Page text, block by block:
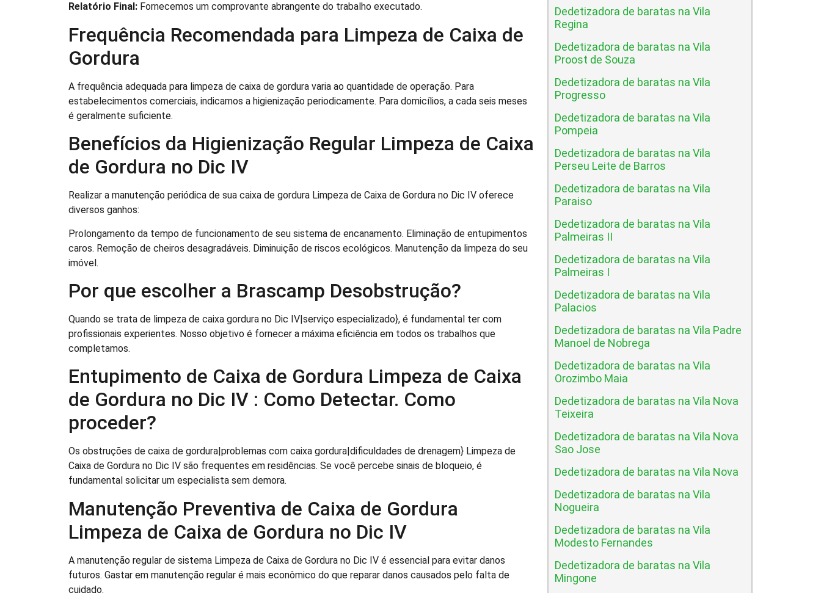
Relatório Final: Fornecemos um comprovante abrangente do trabalho executado.
Frequência Recomendada para Limpeza de Caixa de
Gordura
A frequência adequada para limpeza de caixa de gordura varia ao quantidade de operação. Para
estabelecimentos comerciais, indicamos a higienização periodicamente. Para domicílios, a cada seis meses
é geralmente suficiente.
Benefícios da Higienização Regular Limpeza de Caixa
de Gordura no Dic IV
Realizar a manutenção periódica de sua caixa de gordura Limpeza de Caixa de Gordura no Dic IV oferece
diversos ganhos:
Prolongamento da tempo de funcionamento de seu sistema de encanamento. Eliminação de entupimentos
caros. Remoção de cheiros desagradáveis. Diminuição de riscos ecológicos. Manutenção da limpeza do seu
imóvel.
Por que escolher a Brascamp Desobstrução?
Quando se trata de limpeza de caixa gordura no Dic IV|serviço especializado}, é fundamental ter com
profissionais experientes. Nosso objetivo é fornecer a máxima eficiência em todos os trabalhos que
completamos.
Entupimento de Caixa de Gordura Limpeza de Caixa
de Gordura no Dic IV : Como Detectar. Como
proceder?
Os obstruções de caixa de gordura|problemas com caixa gordura|dificuldades de drenagem} Limpeza de
Caixa de Gordura no Dic IV são frequentes em residências. Se você percebe sinais de bloqueio, é
fundamental solicitar um especialista sem demora.
Manutenção Preventiva de Caixa de Gordura
Limpeza de Caixa de Gordura no Dic IV
A manutenção regular de sistema Limpeza de Caixa de Gordura no Dic IV é essencial para evitar danos
futuros. Gastar em manutenção regular é mais econômico do que reparar danos causados pelo falta de
cuidado.
Dedetizadora de baratas na Vila
Regina
Dedetizadora de baratas na Vila
Proost de Souza
Dedetizadora de baratas na Vila
Progresso
Dedetizadora de baratas na Vila
Pompeia
Dedetizadora de baratas na Vila
Perseu Leite de Barros
Dedetizadora de baratas na Vila
Paraiso
Dedetizadora de baratas na Vila
Palmeiras II
Dedetizadora de baratas na Vila
Palmeiras I
Dedetizadora de baratas na Vila
Palacios
Dedetizadora de baratas na Vila Padre
Manoel de Nobrega
Dedetizadora de baratas na Vila
Orozimbo Maia
Dedetizadora de baratas na Vila Nova
Teixeira
Dedetizadora de baratas na Vila Nova
Sao Jose
Dedetizadora de baratas na Vila Nova
Dedetizadora de baratas na Vila
Nogueira
Dedetizadora de baratas na Vila
Modesto Fernandes
Dedetizadora de baratas na Vila
Mingone